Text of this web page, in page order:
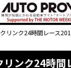
リンク24時間レース
リンク24時間